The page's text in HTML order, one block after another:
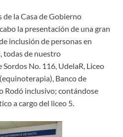
de la Casa de Gobierno
la presentación de una gran
inclusión de personas en
todas de nuestro
No. 116, UdelaR, Liceo
Banco de
Rodó inclusivo; contándose
a cargo del liceo 5.